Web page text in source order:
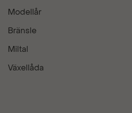
Modellår
Bränsle
Miltal
Växellåda